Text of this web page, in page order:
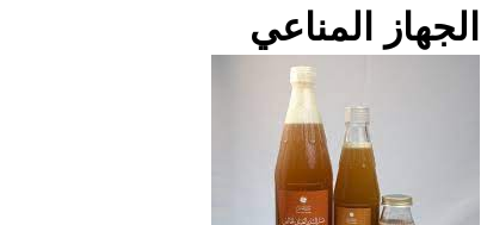
الجهاز المناعي